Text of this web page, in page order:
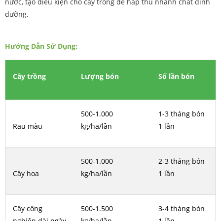
dưỡng.
Hướng Dẫn Sử Dụng:
Cây trồng Lượng bón Số lần bón
Rau màu
500-1.000
kg/ha/lần
1-3 tháng bón
1 lần
Cây hoa
500-1.000
kg/ha/lần
2-3 tháng bón
1 lần
Cây công
500-1.500
3-4 tháng bón